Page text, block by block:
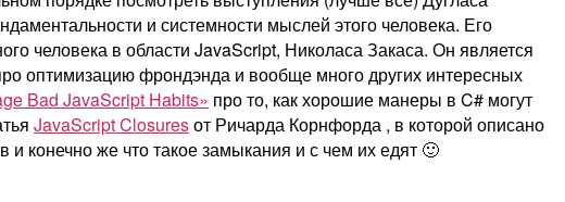
и системности мыслей этого человека. Его
человека в области JavaScript, Николаса Закаса. Он является
оптимизацию фрондэнда и вообще много других интересных
Bad JavaScript Habits» про то, как хорошие манеры в C# могут
JavaScript Closuresот Ричарда Корнфорда , в которой описано
и конечно же что такое замыкания и с чем их едят 🙂